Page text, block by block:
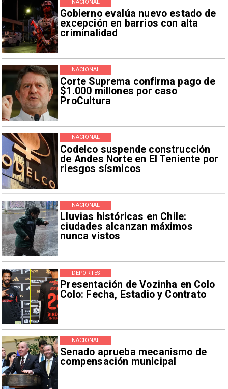
Gobierno evalúa nuevo estado de
excepción en barrios con alta
criminalidad
NACIONAL
Corte Suprema confirma pago de
$1.000 millones por caso
ProCultura
NACIONAL
Codelco suspende construcción
de Andes Norte en El Teniente por
riesgos sísmicos
NACIONAL
Lluvias históricas en Chile:
ciudades alcanzan máximos
nunca vistos
NACIONAL
Presentación de Vozinha en Colo
Colo: Fecha, Estadio y Contrato
DEPORTES
Senado aprueba mecanismo de
compensación municipal
NACIONAL